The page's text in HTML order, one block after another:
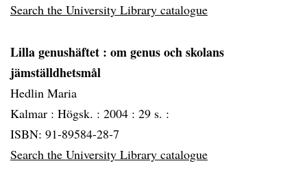
Search the University Library catalogue
Lilla genushäftet : om genus och skolans
jämställdhetsmål
Hedlin Maria
Kalmar : Högsk. : 2004 : 29 s. :
ISBN: 91-89584-28-7
Search the University Library catalogue